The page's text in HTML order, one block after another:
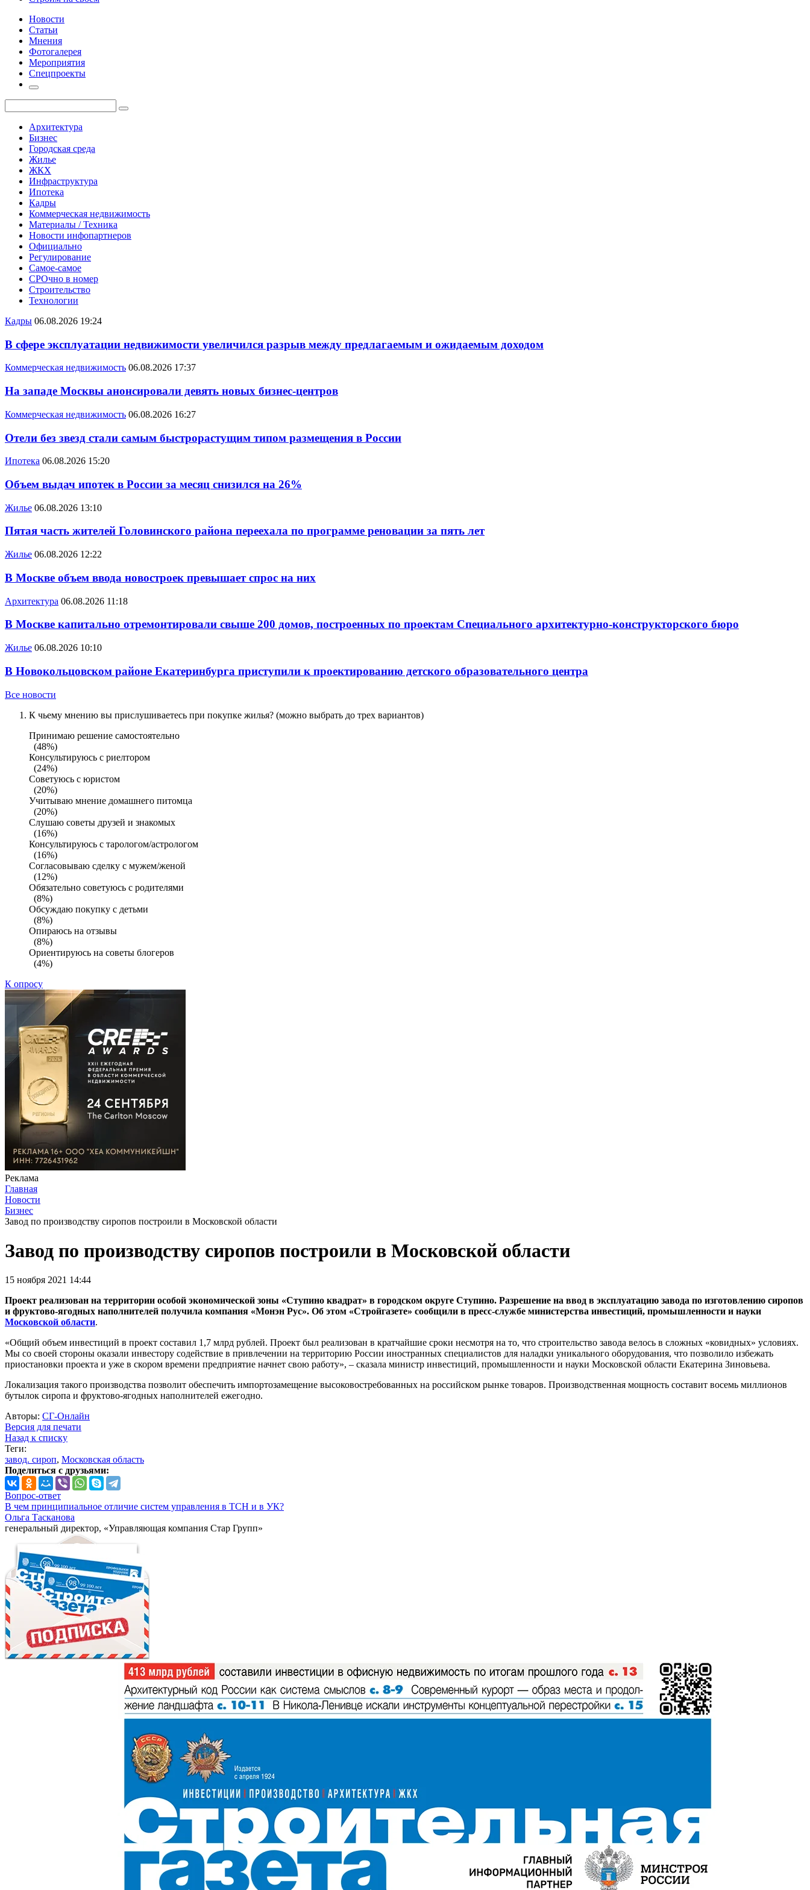
Новости
Статьи
Мнения
Фотогалерея
Мероприятия
Спецпроекты
Архитектура
Бизнес
Городская среда
Жилье
ЖКХ
Инфраструктура
Ипотека
Кадры
Коммерческая недвижимость
Материалы / Техника
Новости инфопартнеров
Официально
Регулирование
Самое-самое
СРОчно в номер
Строительство
Технологии
Кадры 06.08.2026 19:24
В сфере эксплуатации недвижимости увеличился разрыв между предлагаемым и ожидаемым доходом
Коммерческая недвижимость 06.08.2026 17:37
На западе Москвы анонсировали девять новых бизнес-центров
Коммерческая недвижимость 06.08.2026 16:27
Отели без звезд стали самым быстрорастущим типом размещения в России
Ипотека 06.08.2026 15:20
Объем выдач ипотек в России за месяц снизился на 26%
Жилье 06.08.2026 13:10
Пятая часть жителей Головинского района переехала по программе реновации за пять лет
Жилье 06.08.2026 12:22
В Москве объем ввода новостроек превышает спрос на них
Архитектура 06.08.2026 11:18
В Москве капитально отремонтировали свыше 200 домов, построенных по проектам Специального архитектурно-конструкторского бюро
Жилье 06.08.2026 10:10
В Новокольцовском районе Екатеринбурга приступили к проектированию детского образовательного центра
Все новости
К чьему мнению вы прислушиваетесь при покупке жилья? (можно выбрать до трех вариантов)
Принимаю решение самостоятельно
(48%)
Консультируюсь с риелтором
(24%)
Советуюсь с юристом
(20%)
Учитываю мнение домашнего питомца
(20%)
Слушаю советы друзей и знакомых
(16%)
Консультируюсь с тарологом/астрологом
(16%)
Согласовываю сделку с мужем/женой
(12%)
Обязательно советуюсь с родителями
(8%)
Обсуждаю покупку с детьми
(8%)
Опираюсь на отзывы
(8%)
Ориентируюсь на советы блогеров
(4%)
К опросу
Реклама
Главная
Новости
Бизнес
Завод по производству сиропов построили в Московской области
Завод по производству сиропов построили в Московской области
15 ноября 2021 14:44
Проект реализован на территории особой экономической зоны «Ступино квадрат» в городском округе Ступино. Разрешение на ввод в эксплуатацию завода по изготовлению сиропов
и фруктово-ягодных наполнителей получила компания «Монэн Рус». Об этом «Стройгазете» сообщили в пресс-службе министерства инвестиций, промышленности и науки
Московской области.
«Общий объем инвестиций в проект составил 1,7 млрд рублей. Проект был реализован в кратчайшие сроки несмотря на то, что строительство завода велось в сложных «ковидных» условиях.
Мы со своей стороны оказали инвестору содействие в привлечении на территорию России иностранных специалистов для наладки уникального оборудования, что позволило избежать
приостановки проекта и уже в скором времени предприятие начнет свою работу», – сказала министр инвестиций, промышленности и науки Московской области Екатерина Зиновьева.
Локализация такого производства позволит обеспечить импортозамещение высоковостребованных на российском рынке товаров. Производственная мощность составит восемь миллионов
бутылок сиропа и фруктово-ягодных наполнителей ежегодно.
Авторы: СГ-Онлайн
Версия для печати
Назад к списку
Теги:
завод. сироп, Московская область
Поделиться с друзьями:
Вопрос-ответ
В чем принципиальное отличие систем управления в ТСН и в УК?
Ольга Тасканова
генеральный директор, «Управляющая компания Стар Групп»